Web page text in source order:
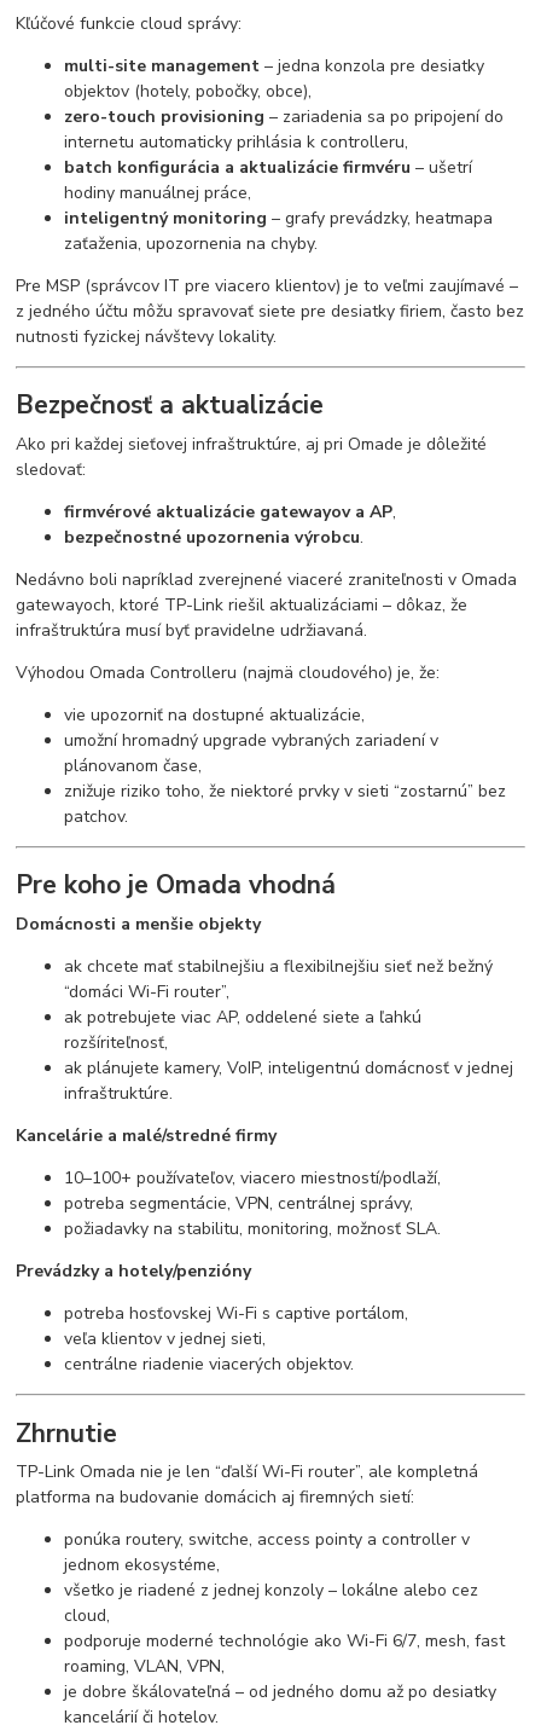
Kľúčové funkcie cloud správy:
multi-site management – jedna konzola pre desiatky
objektov (hotely, pobočky, obce),
zero-touch provisioning – zariadenia sa po pripojení do
internetu automaticky prihlásia k controlleru,
batch konfigurácia a aktualizácie firmvéru – ušetrí
hodiny manuálnej práce,
inteligentný monitoring – grafy prevádzky, heatmapa
zaťaženia, upozornenia na chyby.
Pre MSP (správcov IT pre viacero klientov) je to veľmi zaujímavé –
z jedného účtu môžu spravovať siete pre desiatky firiem, často bez
nutnosti fyzickej návštevy lokality.
Bezpečnosť a aktualizácie
Ako pri každej sieťovej infraštruktúre, aj pri Omade je dôležité
sledovať:
firmvérové aktualizácie gatewayov a AP,
bezpečnostné upozornenia výrobcu.
Nedávno boli napríklad zverejnené viaceré zraniteľnosti v Omada
gatewayoch, ktoré TP-Link riešil aktualizáciami – dôkaz, že
infraštruktúra musí byť pravidelne udržiavaná.
Výhodou Omada Controlleru (najmä cloudového) je, že:
vie upozorniť na dostupné aktualizácie,
umožní hromadný upgrade vybraných zariadení v
plánovanom čase,
znižuje riziko toho, že niektoré prvky v sieti “zostarnú” bez
patchov.
Pre koho je Omada vhodná
Domácnosti a menšie objekty
ak chcete mať stabilnejšiu a flexibilnejšiu sieť než bežný
“domáci Wi-Fi router”,
ak potrebujete viac AP, oddelené siete a ľahkú
rozšíriteľnosť,
ak plánujete kamery, VoIP, inteligentnú domácnosť v jednej
infraštruktúre.
Kancelárie a malé/stredné firmy
10–100+ používateľov, viacero miestností/podlaží,
potreba segmentácie, VPN, centrálnej správy,
požiadavky na stabilitu, monitoring, možnosť SLA.
Prevádzky a hotely/penzióny
potreba hosťovskej Wi-Fi s captive portálom,
veľa klientov v jednej sieti,
centrálne riadenie viacerých objektov.
Zhrnutie
TP-Link Omada nie je len “ďalší Wi-Fi router”, ale kompletná
platforma na budovanie domácich aj firemných sietí:
ponúka routery, switche, access pointy a controller v
jednom ekosystéme,
všetko je riadené z jednej konzoly – lokálne alebo cez
cloud,
podporuje moderné technológie ako Wi-Fi 6/7, mesh, fast
roaming, VLAN, VPN,
je dobre škálovateľná – od jedného domu až po desiatky
kancelárií či hotelov.